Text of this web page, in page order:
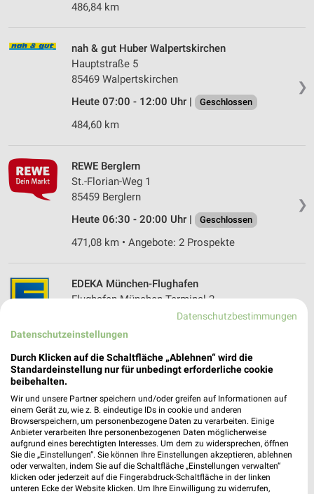
486,84 km
❯
nah & gut Huber Walpertskirchen
Hauptstraße 5
85469 Walpertskirchen
Heute 07:00 - 12:00 Uhr |
Geschlossen
484,60 km
❯
REWE Berglern
St.-Florian-Weg 1
85459 Berglern
Heute 06:30 - 20:00 Uhr |
Geschlossen
471,08 km • Angebote: 2 Prospekte
EDEKA München-Flughafen
Flughafen München Terminal 2
85356 München-Flughafen
Heute 05:30 - 22:00 Uhr |
477,00 km
EDEKA München-Flughafen
Terminalstraße 18
85356 München-Flughafen
Heute 05:30 - 00:00 Uhr | Geschlossen
477,18 km
Datenschutzbestimmungen
Datenschutzeinstellungen
Durch Klicken auf die Schaltfläche „Ablehnen“ wird die
Standardeinstellung nur für unbedingt erforderliche cookie
beibehalten.
Wir und unsere Partner speichern und/oder greifen auf Informationen auf
einem Gerät zu, wie z. B. eindeutige IDs in cookie und anderen
Browserspeichern, um personenbezogene Daten zu verarbeiten. Einige
Anbieter verarbeiten Ihre personenbezogenen Daten möglicherweise
aufgrund eines berechtigten Interesses. Um dem zu widersprechen, öffnen
Sie die „Einstellungen“. Sie können Ihre Einstellungen akzeptieren, ablehnen
oder verwalten, indem Sie auf die Schaltfläche „Einstellungen verwalten“
klicken oder jederzeit auf die Fingerabdruck-Schaltfläche in der linken
unteren Ecke der Website klicken. Um Ihre Einwilligung zu widerrufen,